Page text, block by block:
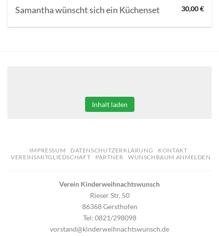
Samantha wünscht sich ein Küchenset 30,00€
Inhalt laden
IMPRESSUM DATENSCHUTZERKLÄRUNG
KONTAKT
VEREINSMITGLIEDSCHAFT
PARTNER WUNSCHBAUM ANMELDEN
Verein Kinderweihnachtswunsch
Rieser Str. 50
86368 Gersthofen
Tel: 0821/298098
vorstand@kinderweihnachtswunsch.de